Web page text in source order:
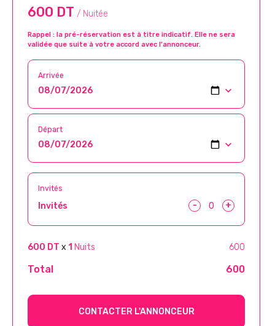
600 DT / Nuitée
Rappel : la pré-réservation est à titre indicatif. Elle ne sera
validée que suite à votre accord avec l’annonceur.
Arrivée
Départ
Invités
Invités - +
600 DT x 1 Nuits 600
Total 600
CONTACTER L'ANNONCEUR